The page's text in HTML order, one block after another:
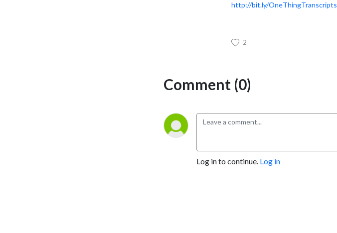
http://bit.ly/OneThingTranscripts
2
Comment (0)
Log in to continue. Log in